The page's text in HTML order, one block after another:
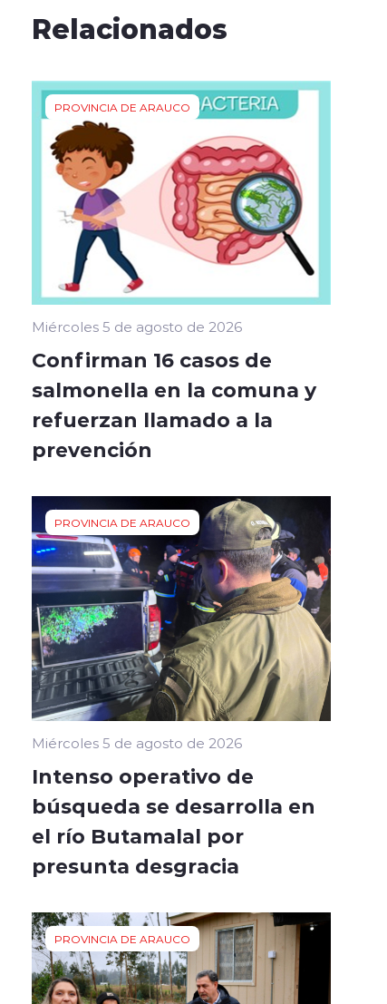
Relacionados
PROVINCIA DE ARAUCO
Miércoles 5 de agosto de 2026
Confirman 16 casos de
salmonella en la comuna y
refuerzan llamado a la
prevención
PROVINCIA DE ARAUCO
Miércoles 5 de agosto de 2026
Intenso operativo de
búsqueda se desarrolla en
el río Butamalal por
presunta desgracia
PROVINCIA DE ARAUCO